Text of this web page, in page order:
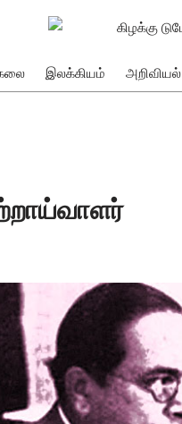
இலக்கியம் அறிவியல்